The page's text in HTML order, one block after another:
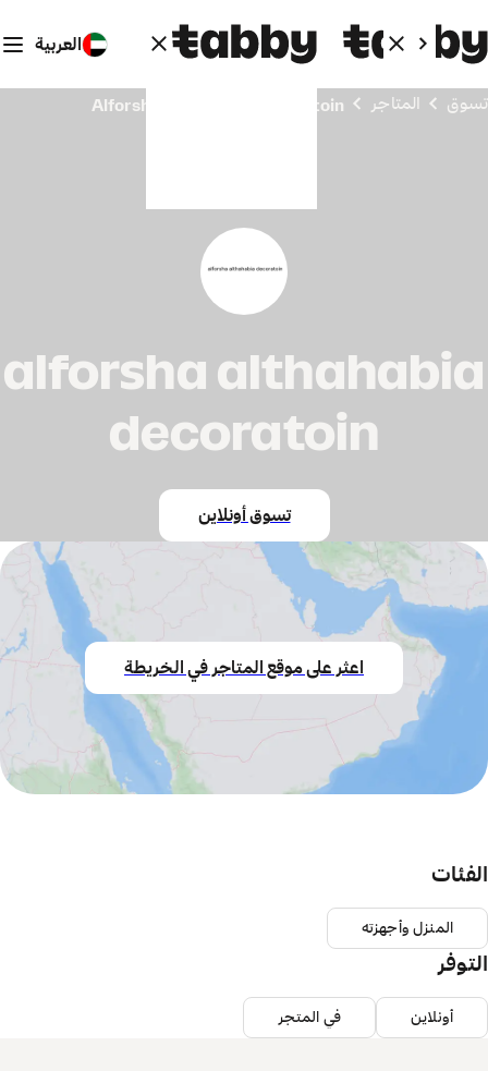
العربية
تسوق المتاجر alforsha althahabia decoratoin
alforsha althahabia
decoratoin
تسوق أونلاين
اعثر على موقع المتاجر في الخريطة
الفئات
المنزل وأجهزته
التوفر
أونلاين في المتجر